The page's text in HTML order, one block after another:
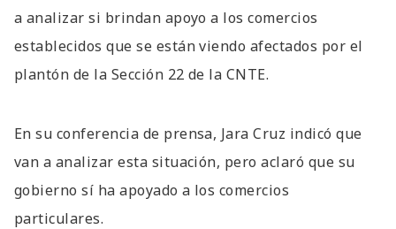
a analizar si brindan apoyo a los comercios
establecidos que se están viendo afectados por el
plantón de la Sección 22 de la CNTE.
En su conferencia de prensa, Jara Cruz indicó que
van a analizar esta situación, pero aclaró que su
gobierno sí ha apoyado a los comercios
particulares.